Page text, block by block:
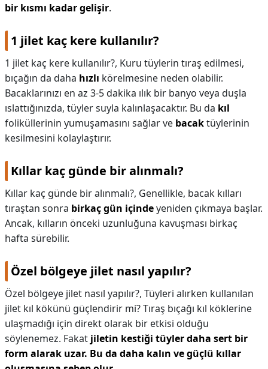
bir kısmı kadar gelişir.
1 jilet kaç kere kullanılır?
1 jilet kaç kere kullanılır?, Kuru tüylerin tıraş edilmesi,
bıçağın da daha hızlı körelmesine neden olabilir.
Bacaklarınızı en az 3-5 dakika ılık bir banyo veya duşla
ıslattığınızda, tüyler suyla kalınlaşacaktır. Bu da kıl
foliküllerinin yumuşamasını sağlar ve bacaktüylerinin
kesilmesini kolaylaştırır.
Kıllar kaç günde bir alınmalı?
Kıllar kaç günde bir alınmalı?, Genellikle, bacak kılları
tıraştan sonra birkaç gün içindeyeniden çıkmaya başlar.
Ancak, kılların önceki uzunluğuna kavuşması birkaç
hafta sürebilir.
Özel bölgeye jilet nasıl yapılır?
Özel bölgeye jilet nasıl yapılır?, Tüyleri alırken kullanılan
jilet kıl kökünü güçlendirir mi? Tıraş bıçağı kıl köklerine
ulaşmadığı için direkt olarak bir etkisi olduğu
söylenemez. Fakat jiletin kestiği tüyler daha sert bir
form alarak uzar. Bu da daha kalın ve güçlü kıllar